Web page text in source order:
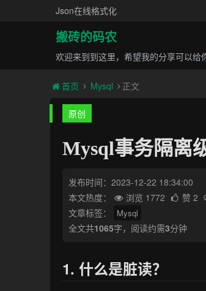
Json在线格式化
搬砖的码农
欢迎来到到这里，希望我的分享可以给
首页 Mysql 正文
原创
Mysql事务隔离
发布时间：2023-12-22 18:34:00
本文热度：
浏览 1772 赞 2
文章标签：
Mysql
全文共1065字，阅读约需3分钟
1. 什么是脏读？